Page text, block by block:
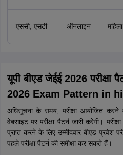
एससी, एसटी ऑनलाइन
यूपी बीएड जेईई 2026 परीक्षा
2026 Exam Pattern in
अधिसूचना के समय, परीक्षा आयोजित करने
वेबसाइट पर परीक्षा पैटर्न जारी करेगी।
प्राप्त करने के लिए उम्मीदवार बीएड प्रवेश
पहले परीक्षा पैटर्न की समीक्षा कर सकते हैं।